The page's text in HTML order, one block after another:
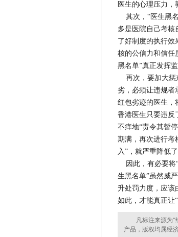
医生的心理压力
其次，“医生黑名
多是医院自己考核
了好制度的执行效
核的公信力和信任
黑名单”真正发挥
再次，要加大惩
劣，必须让违规者
红包劣迹的医生，
香港医生只要违反
不痒地“责令其暂
期满，再次进行考
入”，就严重降低
因此，有必要将
生黑名单”虽然威
升处罚力度，应该
如此，才能真正让
凡标注来源为“经
产品，版权均属经